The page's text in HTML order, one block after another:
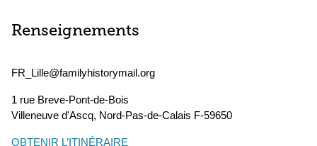
Renseignements
FR_Lille@familyhistorymail.org
1 rue Breve-Pont-de-Bois
Villeneuve d'Ascq, Nord-Pas-de-Calais F-59650
OBTENIR L’ITINÉRAIRE